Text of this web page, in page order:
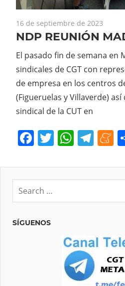
16 de septiembre de 2023
NDP REUNIÓN
El pasado fin de semana en
sindicales de CGT con
de empresa en los centros
(Figueruelas y Villaverde)
sindical de la CUT en
Facebook
Twitter
SÍGUENOS